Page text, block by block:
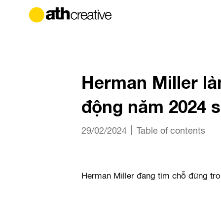
Herman Miller
động năm 2024
29/02/2024 Table of contents
Herman Miller đang tìm chỗ đứng